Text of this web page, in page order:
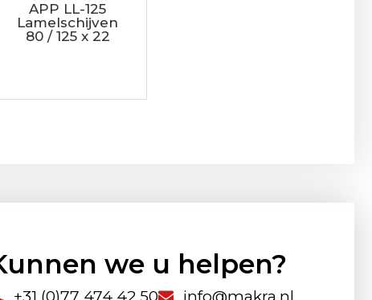
APP LL-125
Lamelschijven
80 / 125 x 22
we u helpen?
+31 (0)77 474 42 50 info@makra.nl